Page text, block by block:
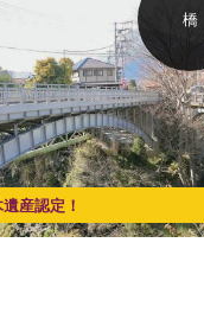
産認定！
橋